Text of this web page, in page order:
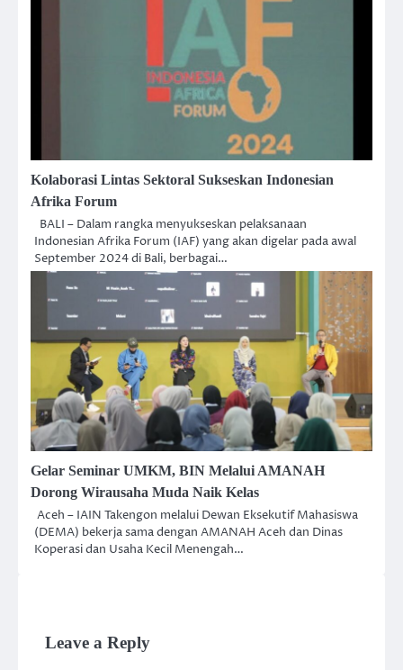
Kolaborasi Lintas Sektoral Sukseskan Indonesian
Afrika Forum
BALI – Dalam rangka menyukseskan pelaksanaan
Indonesian Afrika Forum (IAF) yang akan digelar pada awal
September 2024 di Bali, berbagai…
Gelar Seminar UMKM, BIN Melalui AMANAH
Dorong Wirausaha Muda Naik Kelas
Aceh – IAIN Takengon melalui Dewan Eksekutif Mahasiswa
(DEMA) bekerja sama dengan AMANAH Aceh dan Dinas
Koperasi dan Usaha Kecil Menengah…
Leave a Reply